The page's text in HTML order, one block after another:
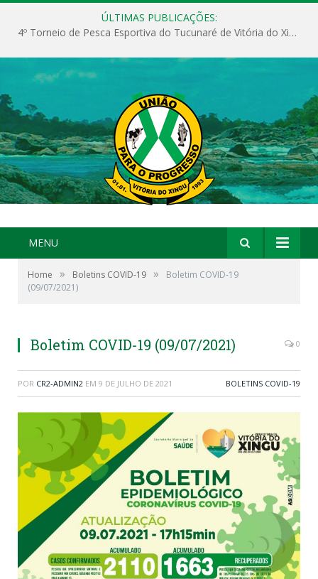
ÚLTIMAS PUBLICAÇÕES:
4º Torneio de Pesca Esportiva do Tucunaré de Vitória do Xingu
MENU
Home » Boletins COVID-19 »
Boletim COVID-19
(09/07/2021)
Boletim COVID-19 (09/07/2021) 0
POR CR2-ADMIN2 EM 9 DE JULHO DE 2021 BOLETINS COVID-19